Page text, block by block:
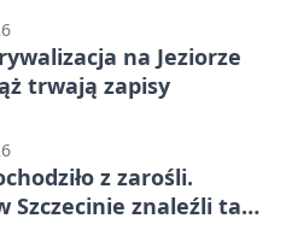
na Jeziorze
trwają zapisy
z zarośli.
Szczecinie znaleźli tam